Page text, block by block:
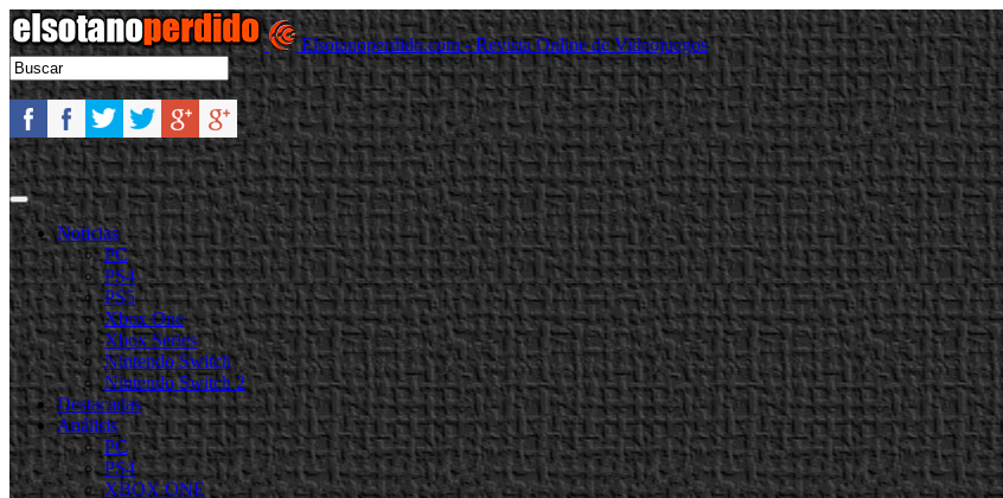
Elsotanoperdido.com - Revista Online de Videojuegos
Noticias
PC
PS4
PS5
Xbox One
Xbox Series
Nintendo Switch
Nintendo Switch 2
Destacadas
Análisis
PC
PS4
XBOX ONE